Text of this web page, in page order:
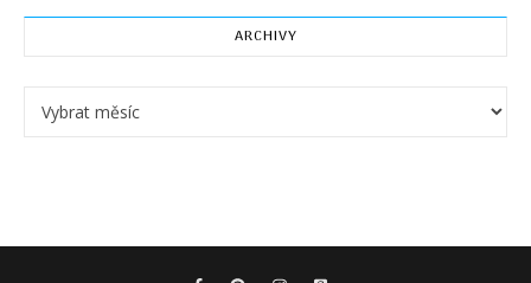
ARCHIVY